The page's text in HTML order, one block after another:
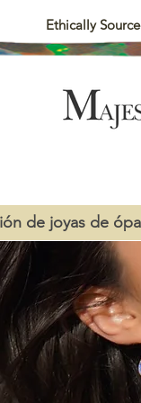
Ethically
de joyas de